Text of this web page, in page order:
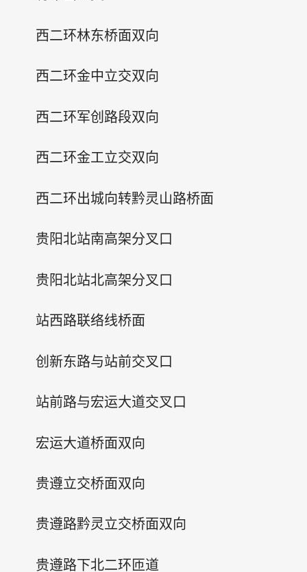
西二环林东桥面双向
西二环金中立交双向
西二环军创路段双向
西二环金工立交双向
西二环出城向转黔灵山路桥面
贵阳北站南高架分叉口
贵阳北站北高架分叉口
站西路联络线桥面
创新东路与站前交叉口
站前路与宏运大道交叉口
宏运大道桥面双向
贵遵立交桥面双向
贵遵路黔灵立交桥面双向
贵遵路下北二环匝道